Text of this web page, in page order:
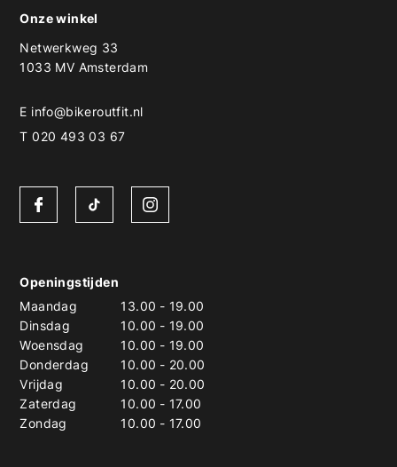
Onze winkel
Netwerkweg 33
1033 MV Amsterdam
E info@bikeroutfit.nl
T 020 493 03 67
Openingstijden
Maandag
13.00 - 19.00
Dinsdag
10.00 - 19.00
Woensdag
10.00 - 19.00
Donderdag
10.00 - 20.00
Vrijdag
10.00 - 20.00
Zaterdag
10.00 - 17.00
Zondag
10.00 - 17.00